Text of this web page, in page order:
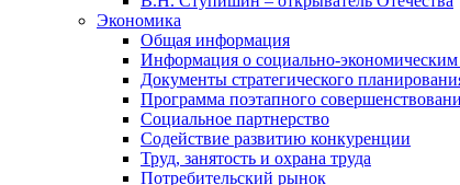
Экономика
Общая информация
Информация о социально-экономическим
Документы стратегического
Программа поэтапного
Социальное партнерство
Содействие развитию конкуренции
Труд, занятость и охрана труда
Потребительский рынок